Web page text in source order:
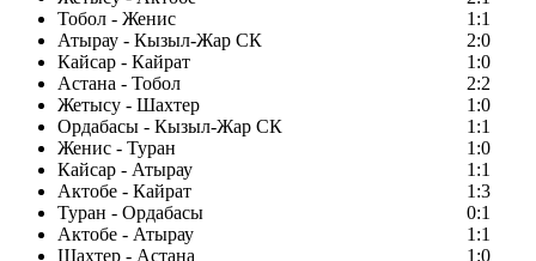
Тобол - Женис
1:1
Атырау - Кызыл-Жар СК
2:0
Кайсар - Кайрат
1:0
Астана - Тобол
2:2
Жетысу - Шахтер
1:0
Ордабасы - Кызыл-Жар СК
1:1
Женис - Туран
1:0
Кайсар - Атырау
1:1
Актобе - Кайрат
1:3
Туран - Ордабасы
0:1
Актобе - Атырау
1:1
Шахтер - Астана
1:0